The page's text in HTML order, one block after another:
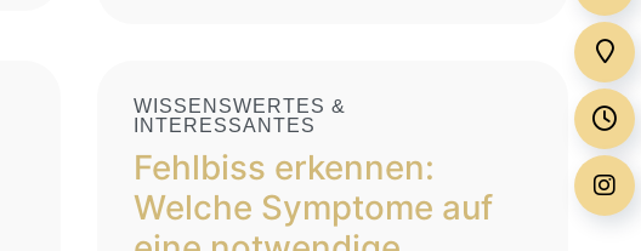
WISSENSWERTES &
INTERESSANTES
Fehlbiss erkennen:
Welche Symptome auf